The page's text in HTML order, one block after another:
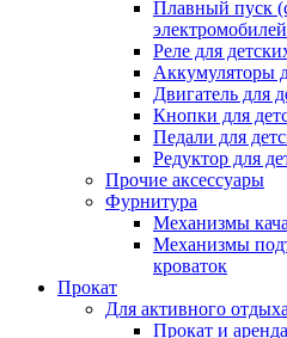
Плавный пуск
электромобилей
Реле для
Аккумуляторы
Двигатель для
Кнопки для
Педали для
Редуктор для
Прочие аксессуары
Фурнитура
Механизмы
Механизмы
кроваток
Прокат
Для активного отдыха
Прокат и